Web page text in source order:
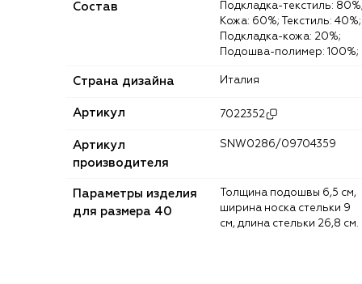
Состав
Кожа: 60%; Текстиль: 40%;
Подкладка-кожа: 20%;
Подошва-полимер: 100%;
Страна дизайна Италия
Артикул 7022352
Артикул
производителя
SNW0286/09704359
Параметры изделия
для размера 40
ширина носка стельки 9
см, длина стельки 26,8 см.